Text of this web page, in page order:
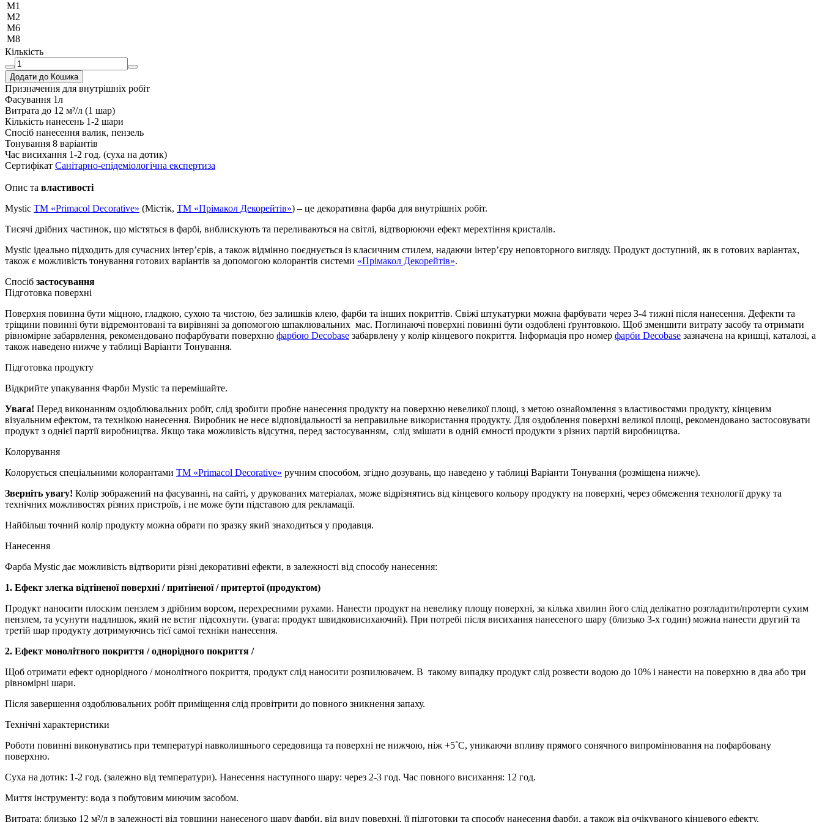
M1
M2
M6
M8
Кількість
Додати до Кошика
Призначення для внутрішніх робіт
Фасування 1л
Витрата до 12 м²/л (1 шар)
Кількість нанесень 1-2 шари
Спосіб нанесення валик, пензель
Тонування 8 варіантів
Час висихання 1-2 год. (суха на дотик)
Сертифікат Санітарно-епідеміологічна експертиза
Опис та властивості
Mystic TM «Primacol Decorative» (Містік, ТМ «Прімакол Декорейтів») – це декоративна фарба для внутрішніх робіт.
Тисячі дрібних частинок, що містяться в фарбі, виблискують та переливаються на світлі, відтворюючи ефект мерехтіння кристалів.
Mystic ідеально підходить для сучасних інтер’єрів, а також відмінно поєднується із класичним стилем, надаючи інтер’єру неповторного вигляду. Продукт доступний, як в готових варіантах,
також є можливість тонування готових варіантів за допомогою колорантів системи «Прімакол Декорейтів».
Спосіб застосування
Підготовка поверхні
Поверхня повинна бути міцною, гладкою, сухою та чистою, без залишків клею, фарби та інших покриттів. Свіжі штукатурки можна фарбувати через 3-4 тижні після нанесення. Дефекти та
тріщини повинні бути відремонтовані та вирівняні за допомогою шпаклювальних мас. Поглинаючі поверхні повинні бути оздоблені ґрунтовкою. Щоб зменшити витрату засобу та отримати
рівномірне забарвлення, рекомендовано пофарбувати поверхню фарбою Decobase забарвлену у колір кінцевого покриття. Інформація про номер фарби Decobase зазначена на кришці, каталозі, а
також наведено нижче у таблиці Варіанти Тонування.
Підготовка продукту
Відкрийте упакування Фарби Mystic та перемішайте.
Увага! Перед виконанням оздоблювальних робіт, слід зробити пробне нанесення продукту на поверхню невеликої площі, з метою ознайомлення з властивостями продукту, кінцевим
візуальним ефектом, та технікою нанесення. Виробник не несе відповідальності за неправильне використання продукту. Для оздоблення поверхні великої площі, рекомендовано застосовувати
продукт з однієї партії виробництва. Якщо така можливість відсутня, перед застосуванням, слід змішати в одній ємності продукти з різних партій виробництва.
Колорування
Колорується спеціальними колорантами TM «Primacol Decorative» ручним способом, згідно дозувань, що наведено у таблиці Варіанти Тонування (розміщена нижче).
Зверніть увагу! Колір зображений на фасуванні, на сайті, у друкованих матеріалах, може відрізнятись від кінцевого кольору продукту на поверхні, через обмеження технології друку та
технічних можливостях різних пристроїв, і не може бути підставою для рекламації.
Найбільш точний колір продукту можна обрати по зразку який знаходиться у продавця.
Нанесення
Фарба Mystic дає можливість відтворити різні декоративні ефекти, в залежності від способу нанесення:
1. Ефект злегка відтіненої поверхні / притіненої / притертої (продуктом)
Продукт наносити плоским пензлем з дрібним ворсом, перехресними рухами. Нанести продукт на невелику площу поверхні, за кілька хвилин його слід делікатно розгладити/протерти сухим
пензлем, та усунути надлишок, який не встиг підсохнути. (увага: продукт швидковисихаючий). При потребі після висихання нанесеного шару (близько 3-х годин) можна нанести другий та
третій шар продукту дотримуючись тієї самої техніки нанесення.
2. Ефект монолітного покриття / однорідного покриття /
Щоб отримати ефект однорідного / монолітного покриття, продукт слід наносити розпилювачем. В такому випадку продукт слід розвести водою до 10% і нанести на поверхню в два або три
рівномірні шари.
Після завершення оздоблювальних робіт приміщення слід провітрити до повного зникнення запаху.
Технічні характеристики
Роботи повинні виконуватись при температурі навколишнього середовища та поверхні не нижчою, ніж +5˚С, уникаючи впливу прямого сонячного випромінювання на пофарбовану
поверхню.
Суха на дотик: 1-2 год. (залежно від температури). Нанесення наступного шару: через 2-3 год. Час повного висихання: 12 год.
Миття інструменту: вода з побутовим миючим засобом.
Витрата: близько 12 м²/л в залежності від товщини нанесеного шару фарби, від виду поверхні, її підготовки та способу нанесення фарби, а також від очікуваного кінцевого ефекту.